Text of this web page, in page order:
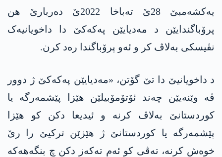
یەکشەمبێ 28ێ تەباخا 2022ێ دەربارێ هن
پرۆباگندایێن د مەدیایێن په‌كه‌كێ دا داخویانیەک
نڤیسکی بەلاڤ کر و ئەو پرۆباگندا رەد کرن.
د داخویانیێ دا تێ گۆتن، «مەدیایێن په‌كه‌كێ ژ دوور
ڤە وێنەیێن چەند ئۆتۆمۆبیلێن هێزا پێشمەرگە یا
کوردستانێ بەلاڤ کرنە و ئیدیعا دکن کو هێزا
پێشمەرگە یا کوردستانێ ژ هێزێن ترکیێ را رێ
خوەش کرنە، تەڤی کو ئەم تەکەز دکن چ بنگەهەکە